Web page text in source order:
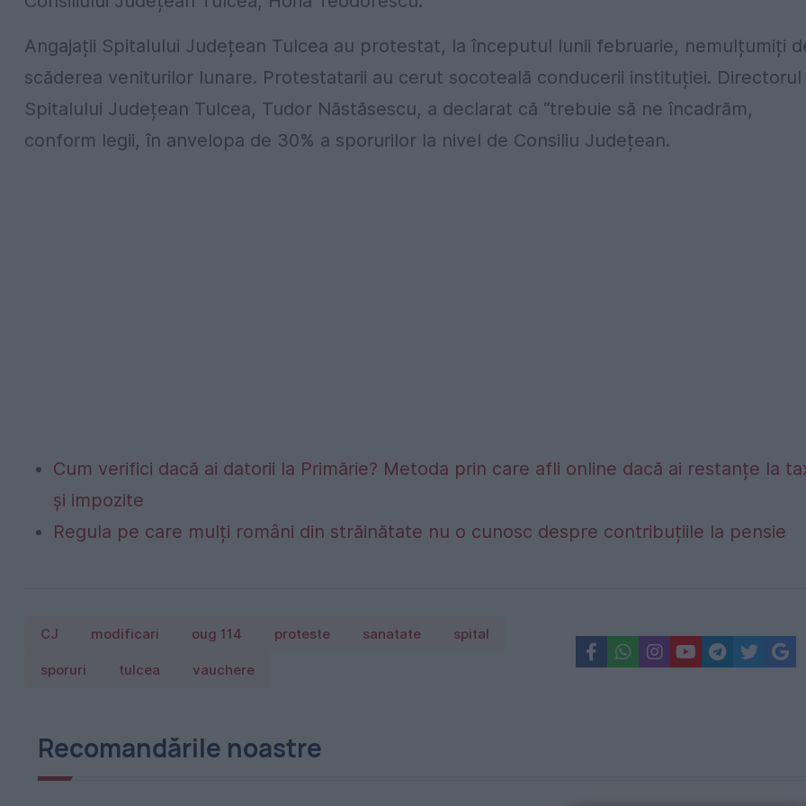
Angajații Spitalului Județean Tulcea au protestat, la începutul lunii februarie, nemulțumiți
scăderea veniturilor lunare. Protestatarii au cerut socoteală conducerii instituției. Directorul
Spitalului Județean Tulcea, Tudor Năstăsescu, a declarat că “trebuie să ne încadrăm,
conform legii, în anvelopa de 30% a sporurilor la nivel de Consiliu Județean.
Cum verifici dacă ai datorii la Primărie? Metoda prin care afli online dacă ai restanțe la
și impozite
Regula pe care mulți români din străinătate nu o cunosc despre contribuțiile la pensie
CJ modificari oug 114 proteste sanatate spital
sporuri tulcea vauchere
Recomandările noastre